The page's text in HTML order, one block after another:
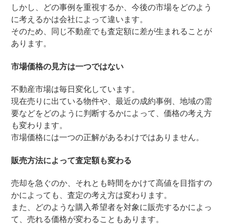
しかし、どの事例を重視するか、今後の市場をどのよう
に考えるかは会社によって違います。
そのため、同じ不動産でも査定額に差が生まれることが
あります。
市場価格の見方は一つではない
不動産市場は毎日変化しています。
現在売りに出ている物件や、最近の成約事例、地域の需
要などをどのように判断するかによって、価格の考え方
も変わります。
市場価格には一つの正解があるわけではありません。
販売方法によって査定額も変わる
売却を急ぐのか、それとも時間をかけて高値を目指すの
かによっても、査定の考え方は変わります。
また、どのような購入希望者を対象に販売するかによっ
て、売れる価格が変わることもあります。